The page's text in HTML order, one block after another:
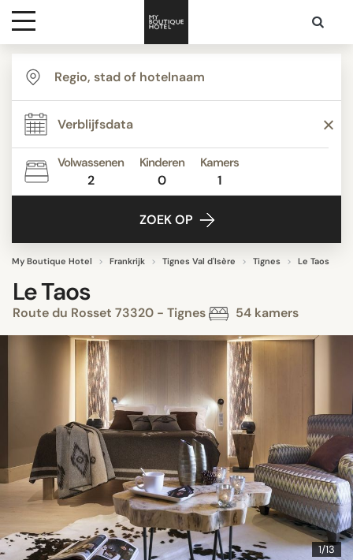
Bestemmingen
Hoteltypes
Contact
Volwassenen
2
Kinderen
0
Kamers
1
ZOEK OP
My Boutique Hotel Frankrijk Tignes Val d'Isère Tignes Le Taos
Le Taos
Route du Rosset 73320 - Tignes 54 kamers
1/13